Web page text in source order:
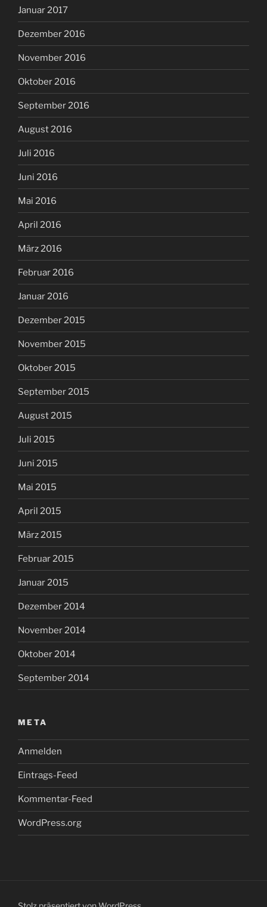
Januar 2017
Dezember 2016
November 2016
Oktober 2016
September 2016
August 2016
Juli 2016
Juni 2016
Mai 2016
April 2016
März 2016
Februar 2016
Januar 2016
Dezember 2015
November 2015
Oktober 2015
September 2015
August 2015
Juli 2015
Juni 2015
Mai 2015
April 2015
März 2015
Februar 2015
Januar 2015
Dezember 2014
November 2014
Oktober 2014
September 2014
META
Anmelden
Eintrags-Feed
Kommentar-Feed
WordPress.org